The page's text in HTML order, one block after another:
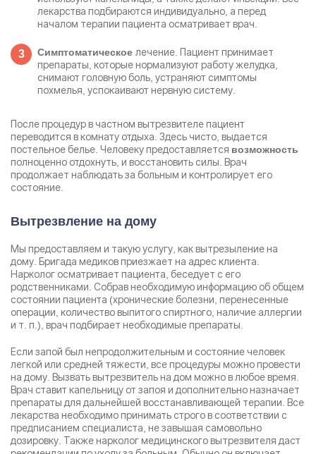
лекарства подбираются индивидуально, а перед
началом терапии пациента осматривает врач.
Симптоматическое лечение. Пациент принимает
препараты, которые нормализуют работу желудка,
снимают головную боль, устраняют симптомы
похмелья, успокаивают нервную систему.
После процедур в частном вытрезвителе пациент
переводится в комнату отдыха. Здесь чисто, выдается
постельное белье. Человеку предоставляется возможность
полноценно отдохнуть, и восстановить силы. Врач
продолжает наблюдать за больным и контролирует его
состояние.
Вытрезвление на дому
Мы предоставляем и такую услугу, как вытрезыление на
дому. Бригада медиков приезжает на адрес клиента.
Нарколог осматривает пациента, беседует с его
родственниками. Собрав необходимую информацию об общем
состоянии пациента (хронические болезни, перенесенные
операции, количество выпитого спиртного, наличие аллергии
и т. п.), врач подбирает необходимые препараты.
Если запой был непродолжительным и состояние человек
легкой или средней тяжести, все процедуры можно провести
на дому. Вызвать вытрезвитель на дом можно в любое время.
Врач ставит капельницу от запоя и дополнительно назначает
препараты для дальнейшей восстанавливающей терапии. Все
лекарства необходимо принимать строго в соответствии с
предписанием специалиста, не завышая самовольно
дозировку. Также нарколог медицинского вытрезвителя даст